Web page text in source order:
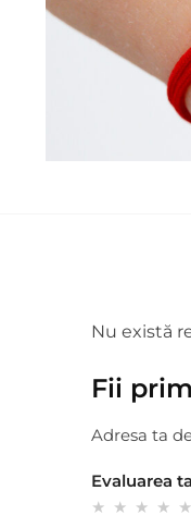
Nu există
Fii
Adresa ta
Evaluarea ta